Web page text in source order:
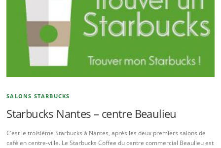
SALONS STARBUCKS
Starbucks Nantes – centre Beaulieu
C’est le troisième Starbucks à Nantes, après les deux premiers salons de
café en centre-ville. Le Starbucks Coffee du centre commercial Beaulieu est